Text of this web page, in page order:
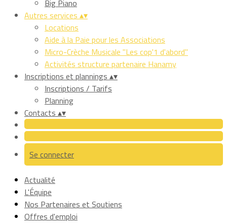
Big Piano
Autres services ▴▾
Locations
Aide à la Paie pour les Associations
Micro-Crèche Musicale "Les cop'1 d'abord"
Activités structure partenaire Hanamy
Inscriptions et plannings ▴▾
Inscriptions / Tarifs
Planning
Contacts ▴▾
Se connecter
Actualité
L'Équipe
Nos Partenaires et Soutiens
Offres d'emploi